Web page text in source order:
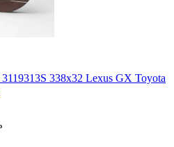
338x32 Lexus GX Toyota